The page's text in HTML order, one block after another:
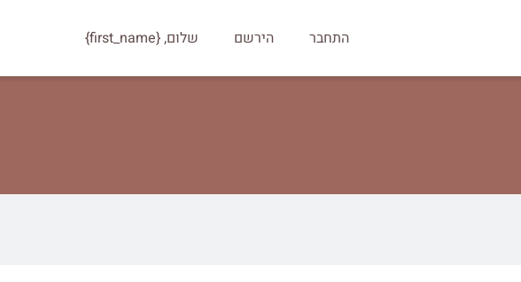
התחבר הירשם שלום, {first_name}